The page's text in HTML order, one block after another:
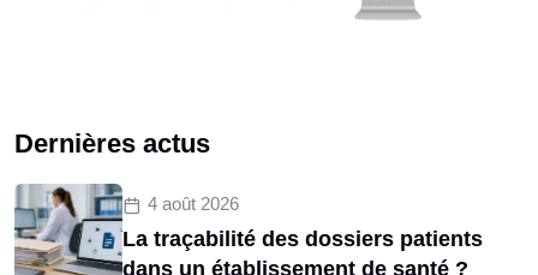
Dernières actus
4 août 2026
La traçabilité des dossiers patients
dans un établissement de santé ?